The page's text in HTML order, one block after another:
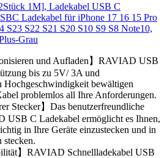
1M], Ladekabel USB C
Ladekabel für iPhone 17 16 15 Pro
S23 S22 S21 S20 S10 S9 S8 Note10,
Grau
und Aufladen】RAVIAD USB
bis zu 5V/ 3A und
Hochgeschwindigkeit bewältigen
problemlos all Ihre Anforderungen.
Stecker】Das benutzerfreundliche
USB C Ladekabel ermöglicht es Ihnen,
in Ihre Geräte einzustecken und in
stecken.
】RAVIAD Schnellladekabel USB